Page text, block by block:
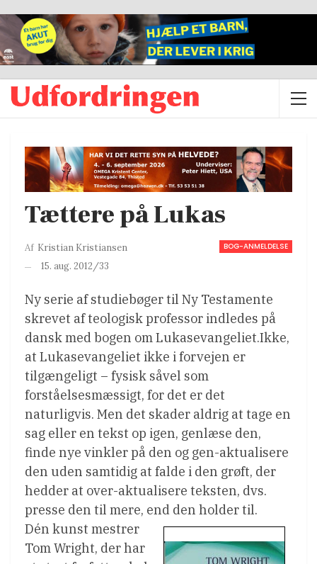
Tættere på Lukas
BOG-ANMELDELSE
Af Kristian Kristiansen
15. aug. 2012/33
Ny serie af studiebøger til Ny Testamente
skrevet af teologisk professor indledes på
dansk med bogen om Lukasevangeliet.Ikke,
at Lukasevangeliet ikke i forvejen er
tilgængeligt – fysisk såvel som
forståelsesmæssigt, for det er det
naturligvis. Men det skader aldrig at tage en
sag eller en tekst op igen, genlæse den,
finde nye vinkler på den og gen-aktualisere
den uden samtidig at falde i den grøft, der
hedder at over-aktualisere teksten, dvs.
presse den til mere, end den holder til.
Dén kunst mestrer
Tom Wright, der har